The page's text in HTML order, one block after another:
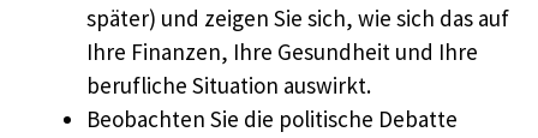
später) und zeigen Sie sich, wie sich das auf
Ihre Finanzen, Ihre Gesundheit und Ihre
berufliche Situation auswirkt.
Beobachten Sie die politische Debatte